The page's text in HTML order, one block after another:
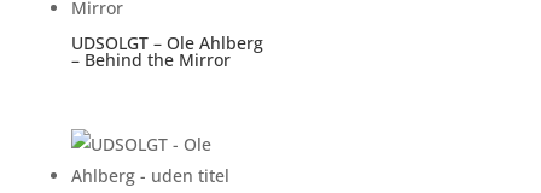
UDSOLGT – Ole Ahlberg
– Behind the Mirror